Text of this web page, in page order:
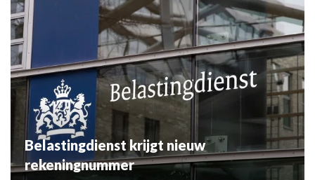
Belastingdienst krijgt nieuw
rekeningnummer